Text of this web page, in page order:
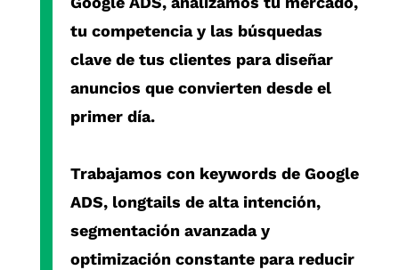
tu competencia y las búsquedas
clave de tus clientes para diseñar
anuncios que convierten desde el
primer día.
Trabajamos con keywords de Google
ADS, longtails de alta intención,
segmentación avanzada y
optimización constante para reducir